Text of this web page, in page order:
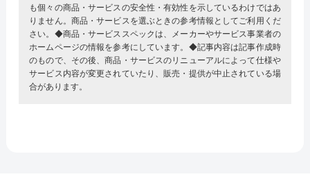
も個々の商品・サービスの安全性・有効性を示しているわけではあ
りません。商品・サービスを選ぶときの参考情報としてご利用くだ
さい。◆商品・サービススペックは、メーカーやサービス事業者の
ホームページの情報を参考にしています。◆記事内容は記事作成時
のもので、その後、商品・サービスのリニューアルによって仕様や
サービス内容が変更されていたり、販売・提供が中止されている場
合があります。